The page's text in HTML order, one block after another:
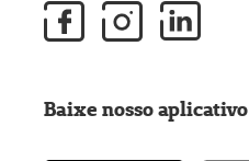
Baixe nosso aplicativo